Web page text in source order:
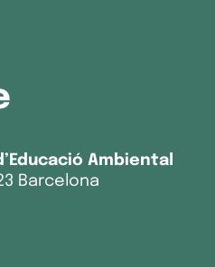
Ambiental
Barcelona